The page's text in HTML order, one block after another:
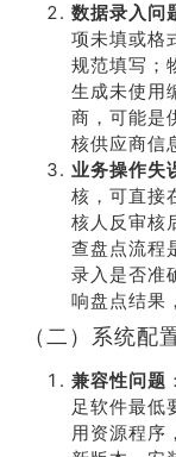
数据录入问
项未填或格
规范填写；
生成未使用
商，可能是
核供应商信
业务操作失
核，可直接
核人反审核
查盘点流程
录入是否准
响盘点结果
（二）系统配
兼容性问题
足软件最低
用资源程序